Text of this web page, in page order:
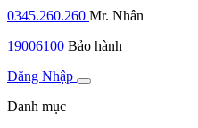
0345.260.260 Mr. Nhân
19006100 Bảo hành
Đăng Nhập
Danh mục